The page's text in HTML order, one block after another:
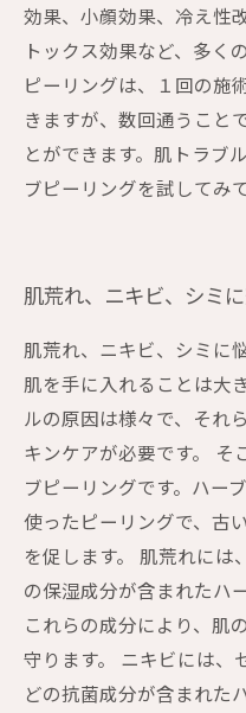
効果、小顔効果、冷え性
トックス効果など、多く
ピーリングは、１回の施
きますが、数回通うこと
とができます。肌トラブ
ブピーリングを試してみ
肌荒れ、ニキビ、シミに
肌荒れ、ニキビ、シミに
肌を手に入れることは大
ルの原因は様々で、それ
キンケアが必要です。 そ
ブピーリングです。ハー
使ったピーリングで、古
を促します。 肌荒れには
の保湿成分が含まれたハ
これらの成分により、肌
守ります。 ニキビには、
どの抗菌成分が含まれた